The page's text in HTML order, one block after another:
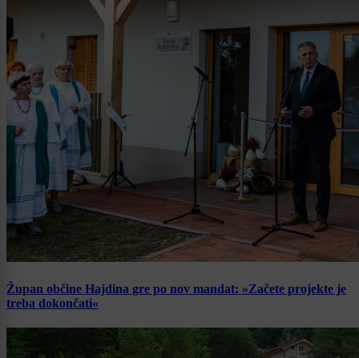
Župan občine Hajdina gre po nov mandat: »Začete projekte je
treba dokončati«